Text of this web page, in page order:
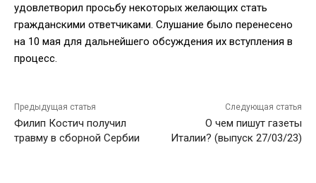
удовлетворил просьбу некоторых желающих стать
гражданскими ответчиками. Слушание было перенесено
на 10 мая для дальнейшего обсуждения их вступления в
процесс.
Предыдущая статья
Филип Костич получил
травму в сборной Сербии
Следующая статья
О чем пишут газеты
Италии? (выпуск 27/03/23)